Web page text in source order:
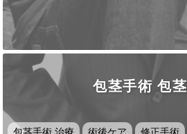
包茎手術 包